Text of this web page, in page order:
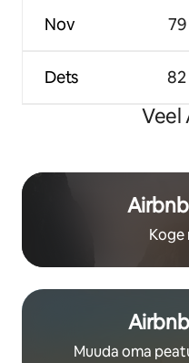
Nov
Dets 82
Veel
Koge
Muuda oma